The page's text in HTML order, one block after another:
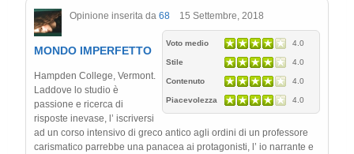
Opinione inserita da 68 15 Settembre, 2018
Voto medio 4.0
Stile 4.0
Contenuto 4.0
Piacevolezza 4.0
MONDO IMPERFETTO
Hampden College, Vermont.
Laddove lo studio è
passione e ricerca di
risposte inevase, l’ iscriversi
ad un corso intensivo di greco antico agli ordini di un professore
carismatico parrebbe una panacea ai protagonisti, l’ io narrante e